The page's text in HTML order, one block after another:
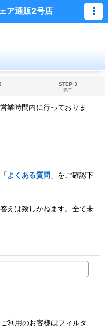
ア通販2号店
STEP 3
完了
業時間内に行っておりま
よくある質問 」をご確認下
えは致しかねます。全て未
利用のお客様はフィルタ